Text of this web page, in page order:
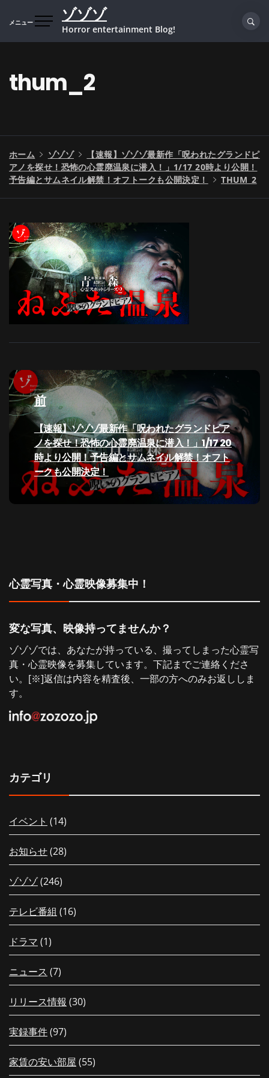
プ
メニュー ゾゾゾ
Horror entertainment Blog!
thum_2
ホーム ゾゾゾ
【速報】ゾゾゾ最新作「呪われたグランドピ
アノを探せ！恐怖の心霊廃温泉に潜入！」1/17 20時より公開！
予告編とサムネイル解禁！オフトークも公開決定！
THUM_2
投
稿
ナ
ゲ
ン
前
過
去
の
投
稿:
【速報】ゾゾゾ最新作「呪われたグランドピア
ノを探せ！恐怖の心霊廃温泉に潜入！」1/17 20
時より公開！予告編とサムネイル解禁！オフト
ークも公開決定！
心霊写真・心霊映像募集中！
変な写真、映像持ってませんか？
ゾゾゾでは、あなたが持っている、撮ってしまった心霊写
真・心霊映像を募集しています。下記までご連絡くださ
い。[※]返信は内容を精査後、一部の方へのみお返ししま
す。
カテゴリ
イベント (14)
お知らせ(28)
ゾゾゾ(246)
テレビ番組 (16)
ドラマ (1)
ニュース (7)
リリース情報 (30)
実録事件(97)
家賃の安い部屋 (55)